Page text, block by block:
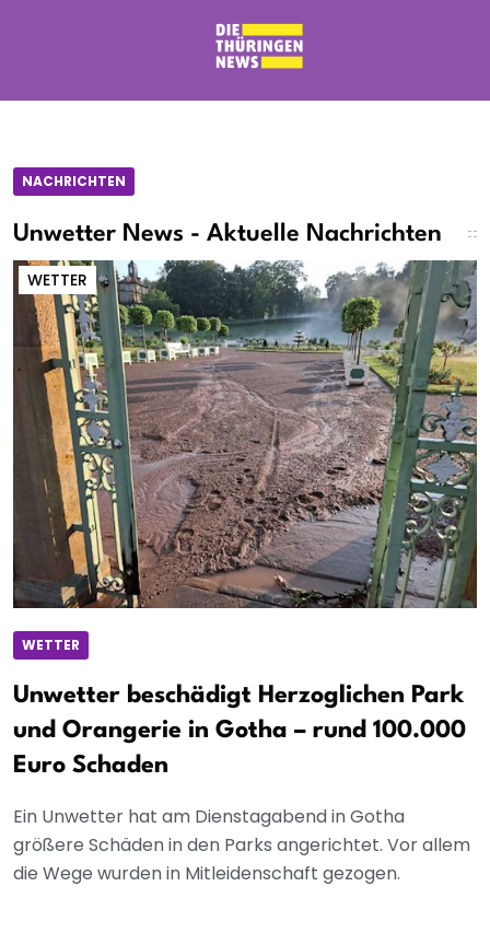
NACHRICHTEN
Unwetter News - Aktuelle Nachrichten
WETTER
WETTER
Unwetter beschädigt Herzoglichen Park
und Orangerie in Gotha – rund 100.000
Euro Schaden
Ein Unwetter hat am Dienstagabend in Gotha
größere Schäden in den Parks angerichtet. Vor allem
die Wege wurden in Mitleidenschaft gezogen.